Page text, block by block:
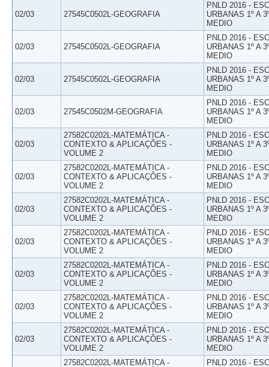
02/03 27545C0502L-GEOGRAFIA
PNLD 2016 -
URBANAS 1º A
MEDIO
02/03 27545C0502L-GEOGRAFIA
PNLD 2016 -
URBANAS 1º A
MEDIO
02/03 27545C0502L-GEOGRAFIA
PNLD 2016 -
URBANAS 1º A
MEDIO
02/03 27545C0502M-GEOGRAFIA
PNLD 2016 -
URBANAS 1º A
MEDIO
02/03
27582C0202L-MATEMÁTICA -
CONTEXTO & APLICAÇÕES -
VOLUME 2
PNLD 2016 -
URBANAS 1º A
MEDIO
02/03
27582C0202L-MATEMÁTICA -
CONTEXTO & APLICAÇÕES -
VOLUME 2
PNLD 2016 -
URBANAS 1º A
MEDIO
02/03
27582C0202L-MATEMÁTICA -
CONTEXTO & APLICAÇÕES -
VOLUME 2
PNLD 2016 -
URBANAS 1º A
MEDIO
02/03
27582C0202L-MATEMÁTICA -
CONTEXTO & APLICAÇÕES -
VOLUME 2
PNLD 2016 -
URBANAS 1º A
MEDIO
02/03
27582C0202L-MATEMÁTICA -
CONTEXTO & APLICAÇÕES -
VOLUME 2
PNLD 2016 -
URBANAS 1º A
MEDIO
02/03
27582C0202L-MATEMÁTICA -
CONTEXTO & APLICAÇÕES -
VOLUME 2
PNLD 2016 -
URBANAS 1º A
MEDIO
02/03
27582C0202L-MATEMÁTICA -
CONTEXTO & APLICAÇÕES -
VOLUME 2
PNLD 2016 -
URBANAS 1º A
MEDIO
27582C0202L-MATEMÁTICA -
PNLD 2016 -